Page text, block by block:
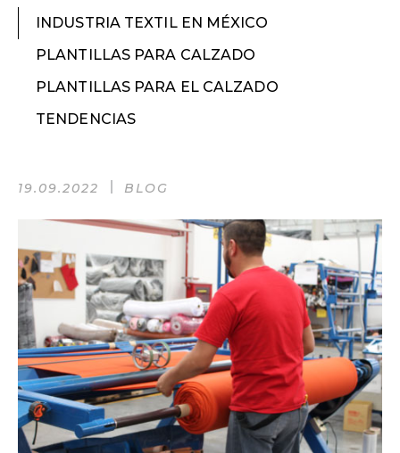
INDUSTRIA TEXTIL EN MÉXICO
PLANTILLAS PARA CALZADO
PLANTILLAS PARA EL CALZADO
TENDENCIAS
19.09.2022 BLOG